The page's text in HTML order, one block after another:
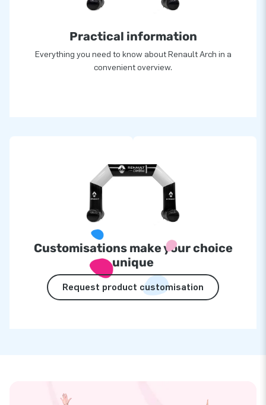
Practical information
Everything you need to know about Renault Arch in a
convenient overview.
Customisations make your choice
unique
Request product customisation